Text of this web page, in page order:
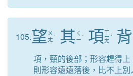
105.望 ㄨ
ㄤˋ 其 ㄑ
ㄧ ˊ 項 ㄒ
ㄧ
ㄤ
ˋ 背
項，頸的後部；形容趕得上
則形容遠遠落後，比不上別